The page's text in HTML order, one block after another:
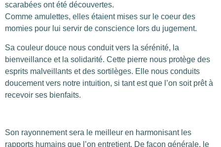
scarabées ont été découvertes.
Comme amulettes, elles étaient mises sur le coeur des
momies pour lui servir de conscience lors du jugement.
Sa couleur douce nous conduit vers la sérénité, la
bienveillance et la solidarité. Cette pierre nous protège des
esprits malveillants et des sortilèges. Elle nous conduits
doucement vers notre intuition, si tant est que l’on soit prêt à
recevoir ses bienfaits.
Son rayonnement sera le meilleur en harmonisant les
rapports humains que l’on entretient. De façon générale, le